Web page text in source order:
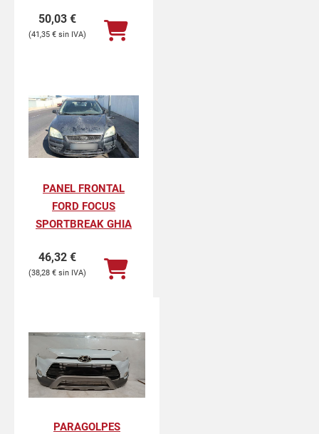
50,03 €
41,35 €
PANEL FRONTAL
FORD FOCUS
SPORTBREAK GHIA
46,32 €
38,28 €
PARAGOLPES